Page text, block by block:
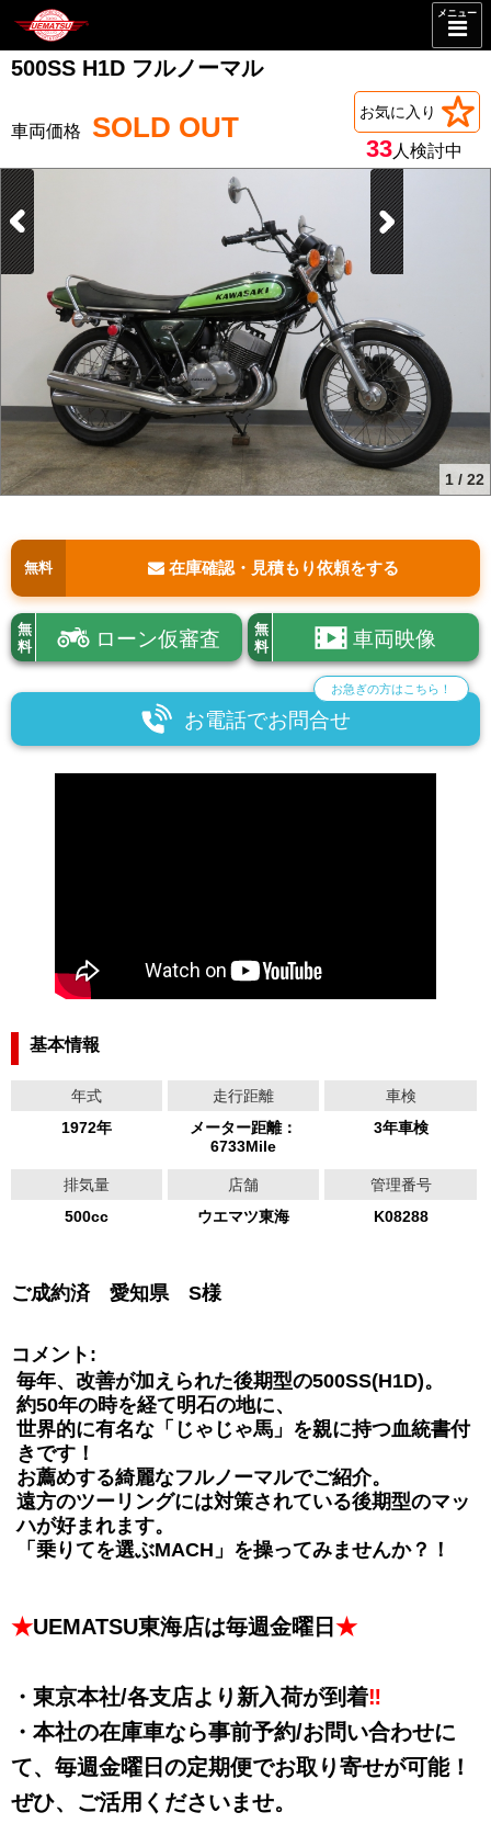
メニュー
500SS H1D フルノーマル
SOLD OUT お気に入り
33人検討中
1 / 22
無料 在庫確認・見積もり依頼をする
無
料
ローン仮審査
無
料
車両映像
お電話でお問合せ
お急ぎの方はこちら！
基本情報
年式
1972年
走行距離
メーター距離：
6733Mile
車検
3年車検
排気量
500cc
店舗
ウエマツ東海
管理番号
K08288
ご成約済 愛知県 S様
コメント:
毎年、改善が加えられた後期型の500SS(H1D)。
約50年の時を経て明石の地に、
世界的に有名な「じゃじゃ馬」を親に持つ血統書付
きです！
お薦めする綺麗なフルノーマルでご紹介。
遠方のツーリングには対策されている後期型のマッ
ハが好まれます。
「乗りてを選ぶMACH」を操ってみませんか？！
★UEMATSU東海店は毎週金曜日 ★
・東京本社/各支店より新入荷が到着‼
・本社の在庫車なら事前予約/お問い合わせに
て、毎週金曜日の定期便でお取り寄せが可能！
ぜひ、ご活用くださいませ。